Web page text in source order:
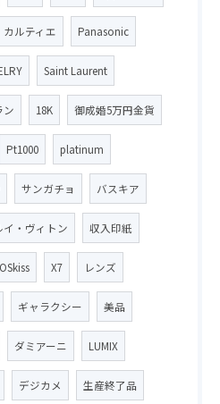
カルティエ Panasonic
Saint Laurent
ン 18K 御成婚5万円金貨
Pt1000 platinum
サンガチョ バスキア
イ・ヴィトン 収入印紙
X7 レンズ
ギャラクシー 美品
ダミアーニ LUMIX
デジカメ 生産終了品